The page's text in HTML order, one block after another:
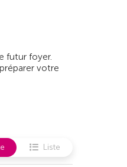
futur foyer.
votre
Liste